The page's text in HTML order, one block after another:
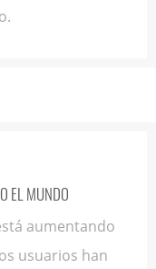
EL MUNDO
aumentando
usuarios han